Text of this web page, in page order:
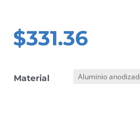
$331.36
Material